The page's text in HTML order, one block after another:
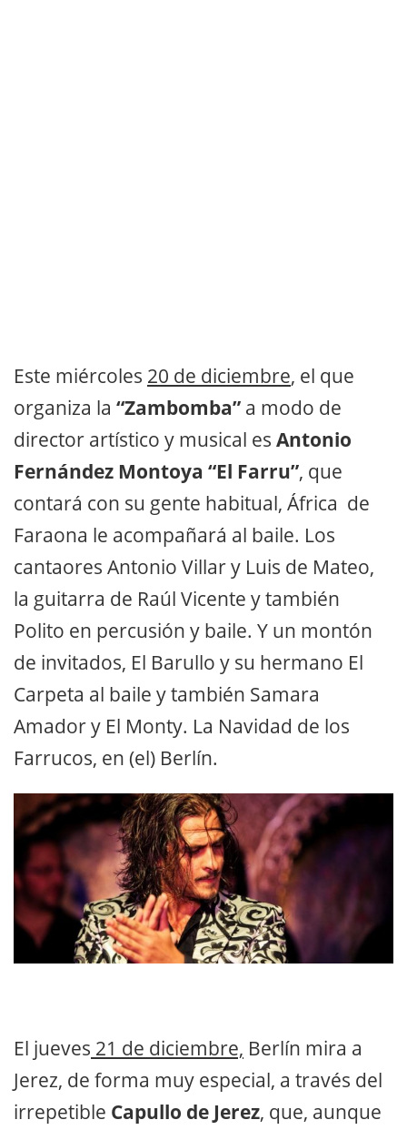
Este miércoles 20 de diciembre, el que
organiza la “Zambomba” a modo de
director artístico y musical es Antonio
Fernández Montoya “El Farru”, que
contará con su gente habitual, África de
Faraona le acompañará al baile. Los
cantaores Antonio Villar y Luis de Mateo,
la guitarra de Raúl Vicente y también
Polito en percusión y baile. Y un montón
de invitados, El Barullo y su hermano El
Carpeta al baile y también Samara
Amador y El Monty. La Navidad de los
Farrucos, en (el) Berlín.
El jueves 21 de diciembre, Berlín mira a
Jerez, de forma muy especial, a través del
irrepetible Capullo de Jerez, que, aunque